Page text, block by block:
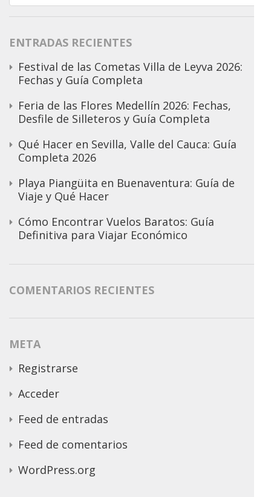
ENTRADAS RECIENTES
Festival de las Cometas Villa de Leyva 2026:
Fechas y Guía Completa
Feria de las Flores Medellín 2026: Fechas,
Desfile de Silleteros y Guía Completa
Qué Hacer en Sevilla, Valle del Cauca: Guía
Completa 2026
Playa Piangüita en Buenaventura: Guía de
Viaje y Qué Hacer
Cómo Encontrar Vuelos Baratos: Guía
Definitiva para Viajar Económico
COMENTARIOS RECIENTES
META
Registrarse
Acceder
Feed de entradas
Feed de comentarios
WordPress.org